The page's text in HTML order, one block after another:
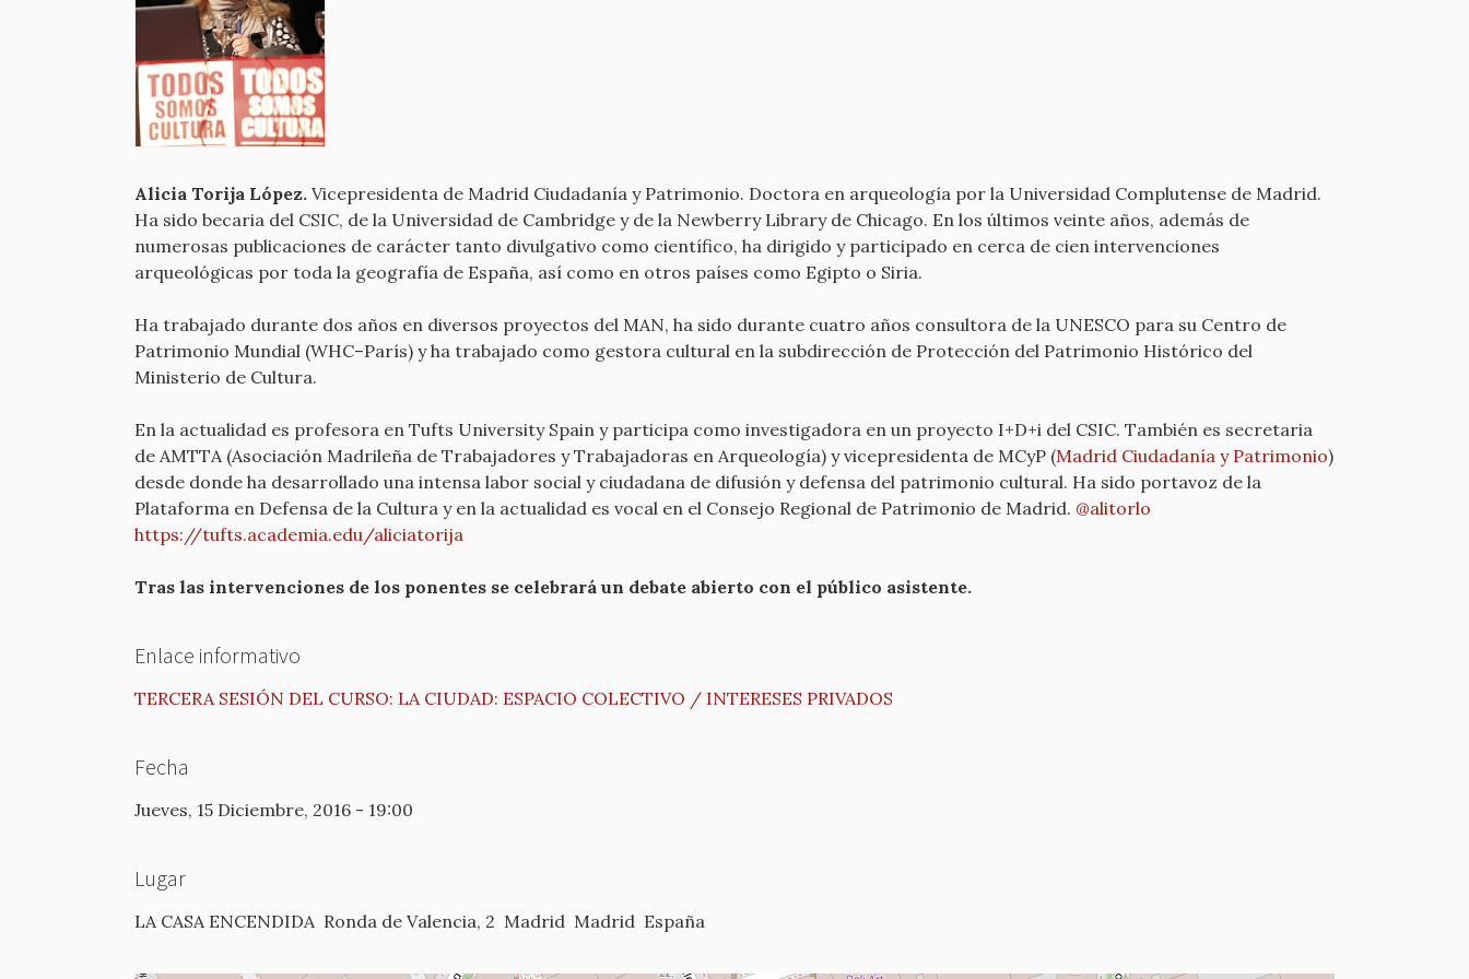
Alicia Torija López. Vicepresidenta de Madrid Ciudadanía y Patrimonio. Doctora en arqueología por la Universidad Complutense de Madrid.
Ha sido becaria del CSIC, de la Universidad de Cambridge y de la Newberry Library de Chicago. En los últimos veinte años, además de
numerosas publicaciones de carácter tanto divulgativo como científico, ha dirigido y participado en cerca de cien intervenciones
arqueológicas por toda la geografía de España, así como en otros países como Egipto o Siria.
Ha trabajado durante dos años en diversos proyectos del MAN, ha sido durante cuatro años consultora de la UNESCO para su Centro de
Patrimonio Mundial (WHC–París) y ha trabajado como gestora cultural en la subdirección de Protección del Patrimonio Histórico del
Ministerio de Cultura.
En la actualidad es profesora en Tufts University Spain y participa como investigadora en un proyecto I+D+i del CSIC. También es secretaria
de AMTTA (Asociación Madrileña de Trabajadores y Trabajadoras en Arqueología) y vicepresidenta de MCyP (Madrid Ciudadanía y Patrimonio)
desde donde ha desarrollado una intensa labor social y ciudadana de difusión y defensa del patrimonio cultural. Ha sido portavoz de la
Plataforma en Defensa de la Cultura y en la actualidad es vocal en el Consejo Regional de Patrimonio de Madrid. @alitorlo
https://tufts.academia.edu/aliciatorija
Tras las intervenciones de los ponentes se celebrará un debate abierto con el público asistente.
Enlace informativo
TERCERA SESIÓN DEL CURSO: LA CIUDAD: ESPACIO COLECTIVO / INTERESES PRIVADOS
Fecha
Jueves, 15 Diciembre, 2016 - 19:00
Lugar
LA CASA ENCENDIDA Ronda de Valencia, 2 Madrid Madrid España